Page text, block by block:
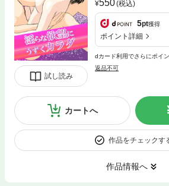
試し読み
550(税込)
5pt獲得
ポイント詳細
dカード利用でさらにポイ
返品不可
カートへ
作品をチェックす
作品情報へ